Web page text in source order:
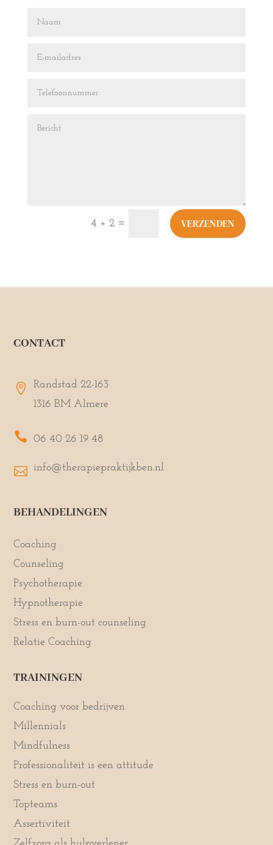
4 + 2 = VERZENDEN
CONTACT

Randstad 22-163
1316 BM Almere
 06 40 26 19 48
 info@therapiepraktijkben.nl
BEHANDELINGEN
Coaching
Counseling
Psychotherapie
Hypnotherapie
Stress en burn-out counseling
Relatie Coaching
TRAININGEN
Coaching voor bedrijven
Millennials
Mindfulness
Professionaliteit is een attitude
Stress en burn-out
Topteams
Assertiviteit